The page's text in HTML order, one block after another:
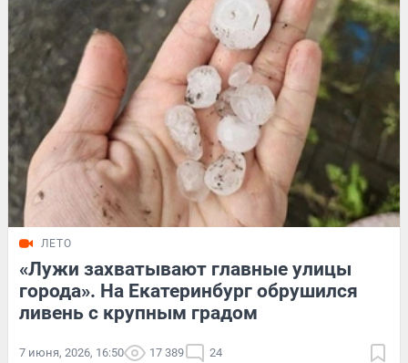
ЛЕТО
«Лужи захватывают главные улицы
города». На Екатеринбург обрушился
ливень с крупным градом
7 июня, 2026, 16:50 17 389 24